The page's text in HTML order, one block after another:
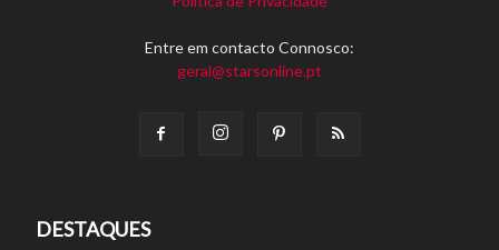
Entre em contacto Connosco:
geral@starsonline.pt
DESTAQUES